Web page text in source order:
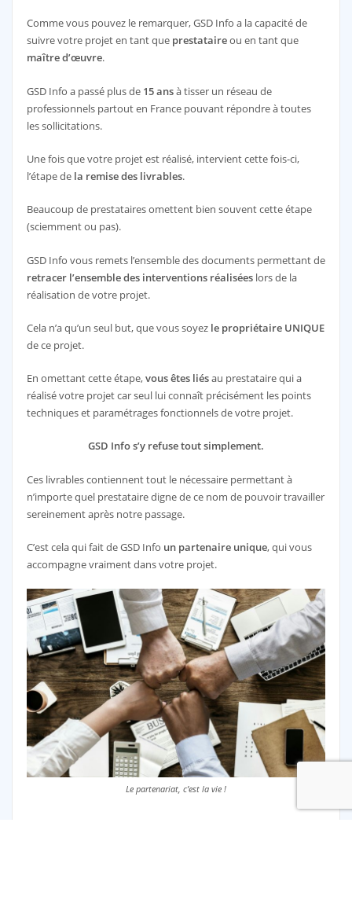
Comme vous pouvez le remarquer, GSD Info a la capacité de
suivre votre projet en tant que prestataireou en tant que
maître d’œuvre.
GSD Info a passé plus de 15 ansà tisser un réseau de
professionnels partout en France pouvant répondre à toutes
les sollicitations.
Une fois que votre projet est réalisé, intervient cette fois-ci,
l’étape de la remise des livrables.
Beaucoup de prestataires omettent bien souvent cette étape
(sciemment ou pas).
GSD Info vous remets l’ensemble des documents permettant de
retracer l’ensemble des interventions réaliséeslors de la
réalisation de votre projet.
Cela n’a qu’un seul but, que vous soyez le propriétaire UNIQUE
de ce projet.
En omettant cette étape,vous êtes liésau prestataire qui a
réalisé votre projet car seul lui connaît précisément les points
techniques et paramétrages fonctionnels de votre projet.
GSD Info s’y refuse tout simplement.
Ces livrables contiennent tout le nécessaire permettant à
n’importe quel prestataire digne de ce nom de pouvoir travailler
sereinement après notre passage.
C’est cela qui fait de GSD Info un partenaire unique, qui vous
accompagne vraiment dans votre projet.
Le partenariat, c’est la vie !